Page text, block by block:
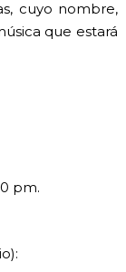
cuyo nombre,
que estará
pm.